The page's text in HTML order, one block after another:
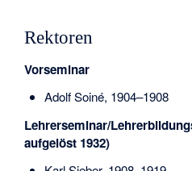
Rektoren
Vorseminar
Adolf Soiné, 1904–1908
Lehrerseminar/
aufgelöst 1932)